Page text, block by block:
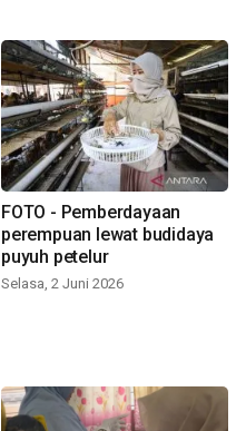
FOTO - Pemberdayaan
perempuan lewat budidaya
puyuh petelur
Selasa, 2 Juni 2026